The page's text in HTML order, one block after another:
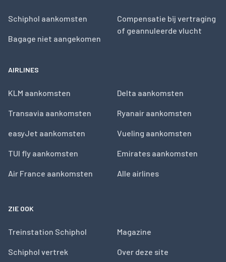
Schiphol aankomsten
Bagage niet aangekomen
Compensatie bij vertraging
of geannuleerde vlucht
AIRLINES
KLM aankomsten
Transavia aankomsten
easyJet aankomsten
TUI fly aankomsten
Air France aankomsten
Delta aankomsten
Ryanair aankomsten
Vueling aankomsten
Emirates aankomsten
Alle airlines
ZIE OOK
Treinstation Schiphol
Schiphol vertrek
Magazine
Over deze site